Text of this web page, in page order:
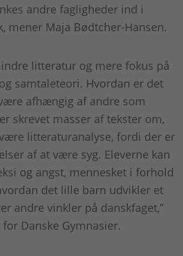
andre fagligheder ind i
mener Maja Bødtcher-Hansen.
litteratur og mere fokus på
samtaleteori. Hvordan er det
afhængig af andre som
skrevet masser af tekster om,
litteraturanalyse, fordi der er
af at være syg. Eleverne kan
og angst, mennesket i forhold
det lille barn udvikler et
andre vinkler på danskfaget,”
Danske Gymnasier.